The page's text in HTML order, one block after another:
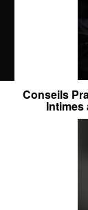
Conseils
Intimes